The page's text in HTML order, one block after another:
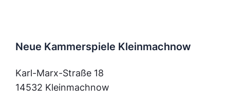
Neue Kammerspiele Kleinmachnow
Karl-Marx-Straße 18
14532 Kleinmachnow